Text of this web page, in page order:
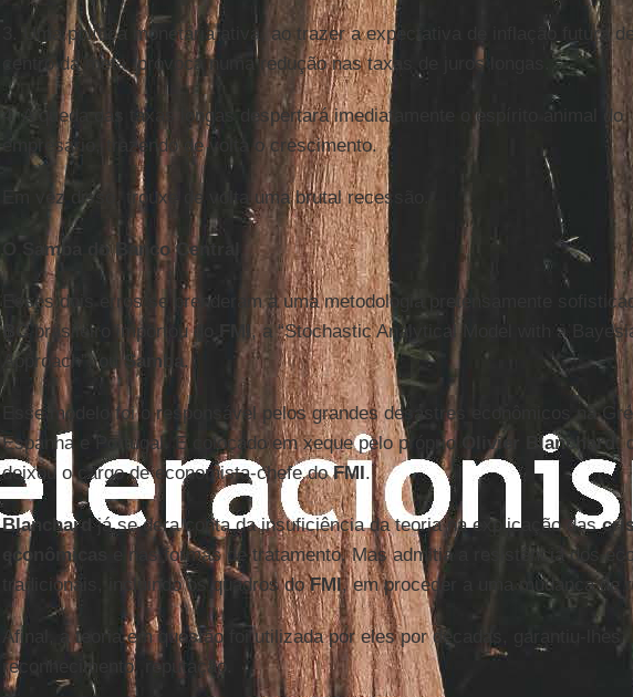
3. Uma política monetária ativa, ao trazer a expectativa de inflação futura
centro da meta, provoca numa redução nas taxas de juros longas.
4. A queda das taxas longas despertará imediatamente o espírito animal do
empresário, trazendo de volta o crescimento.
Em vez disso, trouxe de volta uma brutal recessão.
O Samba do Banco Central
Esses dois erros se prenderam a uma metodologia pretensamente
BCbrasileiro importou do FMI , a “Stochastic Analytical Model with a
Approach”, ouSamba.
Esse modelo foi o responsável pelos grandes desastres econômicos na
Espanha e Portugal. E colocado em xeque pelo próprio
Olivier Blanchard ,
deixou o cargo de economista-chefe doFMI.
Blanchardjá se dera conta da insuficiência da teoria na explicação das
econômicas
e nas formas de tratamento. Mas admitia a resistência dos
tradicionais, incluindo os quadros doFMI, em proceder a uma mudança de
Afinal, a teoria em questão foi utilizada por eles por décadas, garantiu-lhes
reconhecimento, reputação.